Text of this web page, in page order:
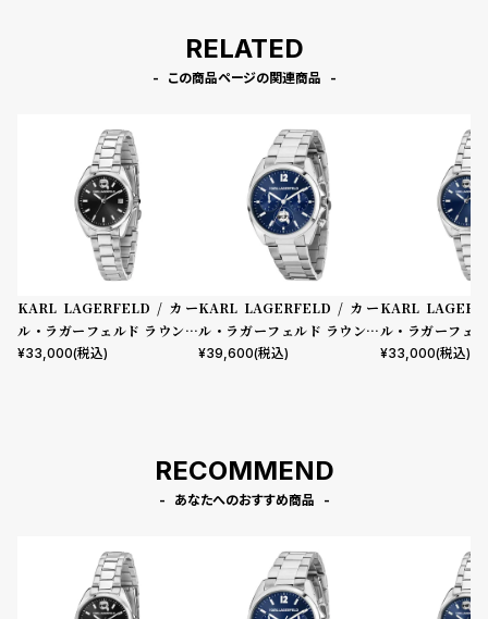
RELATED
この商品ページの関連商品
KARL LAGERFELD / カー
ル・ラガーフェルド ラウンド
エッセンシャル ブラック サン
¥33,000(税込)
KARL LAGERFELD / カー
ル・ラガーフェルド ラウンド
エッセンシャル マルチ ブルー
¥39,600(税込)
KARL
ル・ラガーフェ
エッセンシャル
¥33,000(税込)
RECOMMEND
あなたへのおすすめ商品